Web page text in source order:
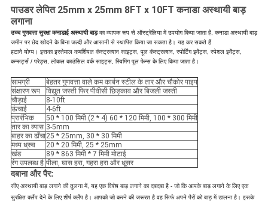
पाउडर लेपित 25mm x 25mm 8FT x 10FT कनाडा अस्थायी बाड़
लगाना
उच्च गुणवत्ता सुरक्षा कनाडाई अस्थायी बाड़का व्यापक रूप से ऑस्ट्रेलिया में उपयोग किया जाता है, कनाडा अस्थायी बाड़
जमीन पर छेद खोदने के बिना जल्दी और आसानी से स्थापित किया जा सकता है। यह कर सकते हैं
हटाने योग्य। इसका इस्तेमाल कमर्शियल कंस्ट्रक्शन साइट्स, पूल कंस्ट्रक्शन, स्पोर्टिंग इवेंट्स, स्पेशल इवेंट्स,
कन्सर्ट्स / परेड्स, लोकल काउंसिल वर्क साइट्स, स्विमिंग पूल फेन्स के लिए किया जाता है।
सामग्री
बेहतर गुणवत्ता वाले कम कार्बन स्टील के तार और चौकोर पाइप
संक्षारण रूप
विद्युत जस्ती फिर पीवीसी छिड़काव और बिजली जस्ती
चौड़ाई
8-10ft
ऊंचाई
4-6ft
प्रारंभिक
50 * 100 मिमी (2 * 4) 60 * 120 मिमी, 100 * 300 मिमी
तार का व्यास 3-5mm
बाहर का ढाँचा25 * 25mm, 30 * 30 मिमी
मध्य ध्रुव
20 * 20 मिमी, 25 * 25mm
खंड
89 * 863 मिमी * 7 मिमी मोटाई
रंग उपलब्ध है पीला, घास हरा, गहरा हरा और धूसर
दबाना और पैर:
सीए अस्थायी बाड़ लगाने की तुलना में, यह एक विशेष बाड़ लगाने का दबदबा है - जो कि आपके बाड़ लगाने के लिए एक
सुरक्षित क्लैंप देने के लिए शीर्ष क्लैंप है। आपको जो करने की जरूरत है वह सिर्फ अपने पैरों को बाड़ में डालना है। इसके